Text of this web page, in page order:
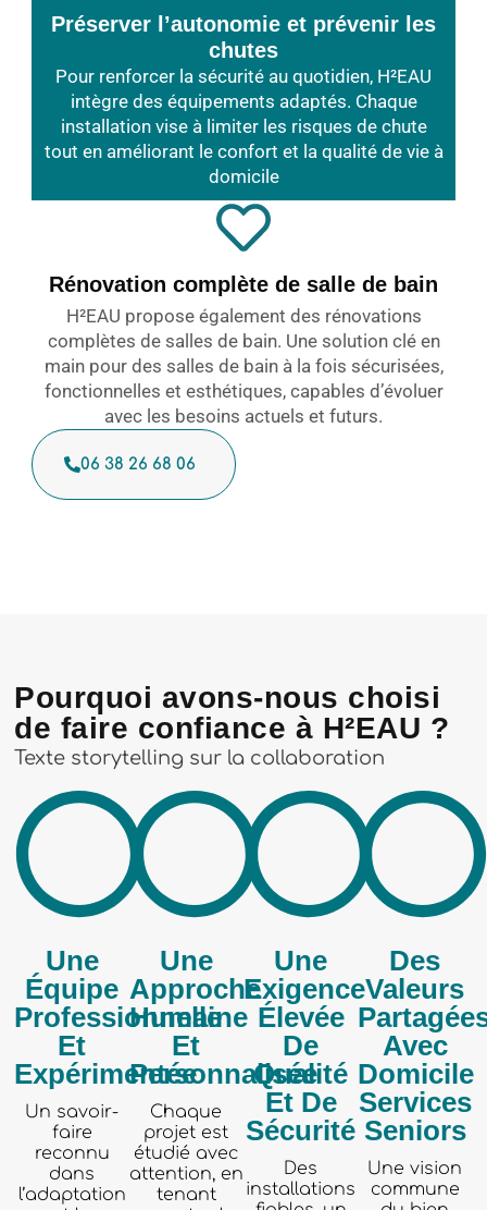
Préserver l’autonomie et prévenir les
chutes
Pour renforcer la sécurité au quotidien, H²EAU
intègre des équipements adaptés. Chaque
installation vise à limiter les risques de chute
tout en améliorant le confort et la qualité de vie à
domicile
Rénovation complète de salle de bain
H²EAU propose également des rénovations
complètes de salles de bain. Une solution clé en
main pour des salles de bain à la fois sécurisées,
fonctionnelles et esthétiques, capables d’évoluer
avec les besoins actuels et futurs.
06 38 26 68 06
Pourquoi avons-nous choisi
de faire confiance à H²EAU ?
Texte storytelling sur la collaboration
Une
Équipe
Professionnelle
Et
Expérimentée
Un savoir-
faire
reconnu
dans
l’adaptation
Une
Approche
Humaine
Et
Personnalisée
Chaque
projet est
étudié avec
attention, en
tenant
Une
Exigence
Élevée
De
Qualité
Et De
Sécurité
Des
installations
Des
Valeurs
Avec
Domicile
Services
Seniors
Une vision
commune